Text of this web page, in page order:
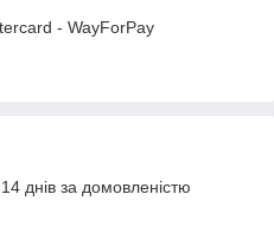
- WayForPay
днів за домовленістю